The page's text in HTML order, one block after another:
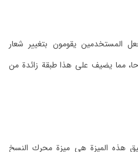
المستخدمين يقومون بتغيير شعار
مما يضيف على هذا طبقة زائدة من
هذه الميزة هي ميزة محرك النسخ